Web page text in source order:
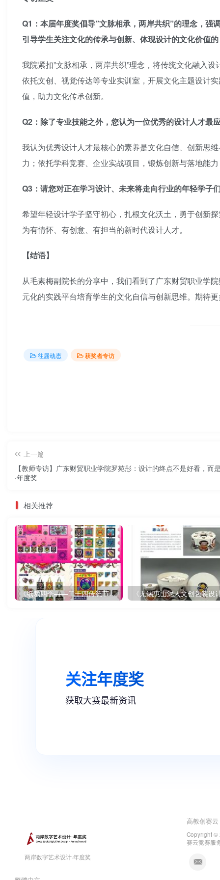
Q1：本届年度奖倡导”文脉相承，两岸共织”的理念，
引导学生关注文化的传承与创新、体现设计的文化价值
我院紧扣”文脉相承，两岸共织”理念，将传统文化融入
依托文创、视觉传达等专业实训室，开展文化主题设计
值，助力文化传承创新。
Q2：除了专业技能之外，您认为一位优秀的设计人才最
我认为优秀设计人才最核心的素养是文化自信、创新思
力；依托学科竞赛、企业实战项目，锻炼创新与落地能
Q3：请您对正在学习设计、未来将走向行业的年轻学子
希望年轻设计学子坚守初心，扎根文化沃土，勇于创新
为有情怀、有创意、有担当的新时代设计人才。
【结语】
从毛素梅副院长的分享中，我们看到了广东财贸职业学
元化的实践平台培育学生的文化自信与创新思维。期待
往届动态 获奖者专访
上一篇
【教师专访】广东财贸职业学院罗苑彤：设计的终点不是好看，
·年度奖
相关推荐
《纸裁四季——二十四传统节气文创设计》 《无锡惠山泥人文创包装设
两岸数字艺术设计·年度奖
高教创赛云
Copyright ©
赛云竞赛服